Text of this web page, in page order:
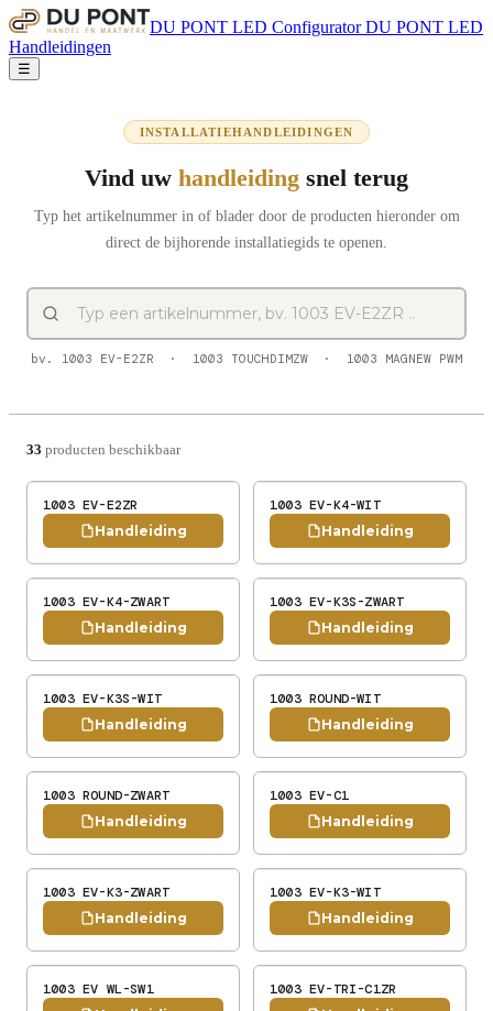
DU PONT LED Configurator DU PONT LED
Handleidingen
☰
INSTALLATIEHANDLEIDINGEN
Vind uw handleiding snel terug
Typ het artikelnummer in of blader door de producten hieronder om
direct de bijhorende installatiegids te openen.
bv. 1003 EV-E2ZR · 1003 TOUCHDIMZW · 1003 MAGNEW PWM
33 producten beschikbaar
1003 EV-E2ZR
Handleiding
1003 EV-K4-WIT
Handleiding
1003 EV-K4-ZWART
Handleiding
1003 EV-K3S-ZWART
Handleiding
1003 EV-K3S-WIT
Handleiding
1003 ROUND-WIT
Handleiding
1003 ROUND-ZWART
Handleiding
1003 EV-C1
Handleiding
1003 EV-K3-ZWART
Handleiding
1003 EV-K3-WIT
Handleiding
1003 EV WL-SW1 1003 EV-TRI-C1ZR